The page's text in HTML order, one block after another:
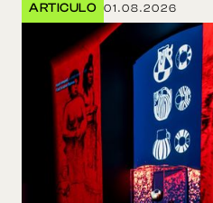
ARTICULO 01.08.2026